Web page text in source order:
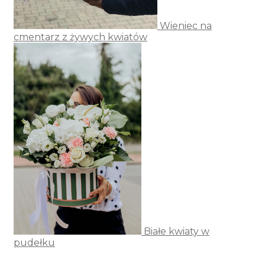
Wieniec na
cmentarz z żywych kwiatów
Białe kwiaty w
pudełku